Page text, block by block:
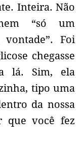
Inteira. Não
“só um
Foi
chegasse
lá. Sim, ela
tipo uma
da nossa
que você fez